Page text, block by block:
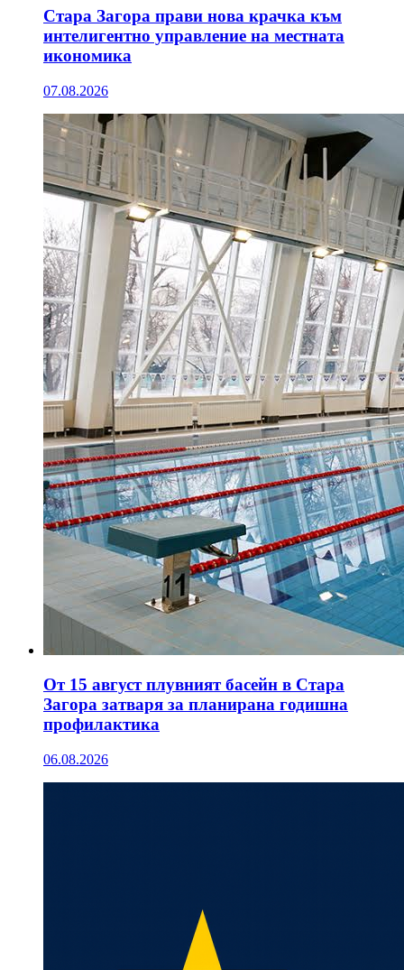
Стара Загора прави нова крачка към
интелигентно управление на местната
икономика
07.08.2026
От 15 август плувният басейн в Стара
Загора затваря за планирана годишна
профилактика
06.08.2026